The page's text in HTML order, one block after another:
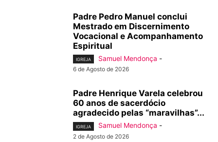
Padre Pedro Manuel conclui
Mestrado em Discernimento
Vocacional e Acompanhamento
Espiritual
IGREJA Samuel Mendonça -
6 de Agosto de 2026
Padre Henrique Varela celebrou
60 anos de sacerdócio
agradecido pelas “maravilhas”...
IGREJA Samuel Mendonça -
2 de Agosto de 2026